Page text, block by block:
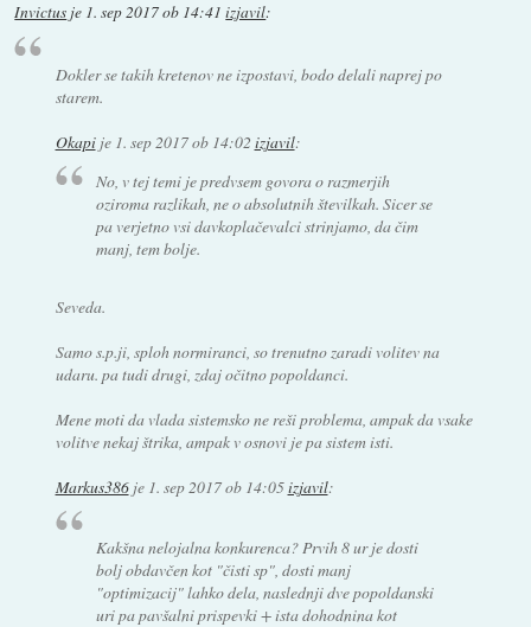
Invictus je 1. sep 2017 ob 14:41 izjavil:
Dokler se takih kretenov ne izpostavi, bodo delali naprej po
starem.
Okapije 1. sep 2017 ob 14:02 izjavil:
No, v tej temi je predvsem govora o razmerjih
oziroma razlikah, ne o absolutnih številkah. Sicer se
pa verjetno vsi davkoplačevalci strinjamo, da čim
manj, tem bolje.
Seveda.
Samo s.p.ji, sploh normiranci, so trenutno zaradi volitev na
udaru. pa tudi drugi, zdaj očitno popoldanci.
Mene moti da vlada sistemsko ne reši problema, ampak da vsake
volitve nekaj štrika, ampak v osnovi je pa sistem isti.
Markus386je 1. sep 2017 ob 14:05izjavil:
Kakšna nelojalna konkurenca? Prvih 8 ur je dosti
bolj obdavčen kot "čisti sp", dosti manj
"optimizacij" lahko dela, naslednji dve popoldanski
uri pa pavšalni prispevki + ista dohodnina kot